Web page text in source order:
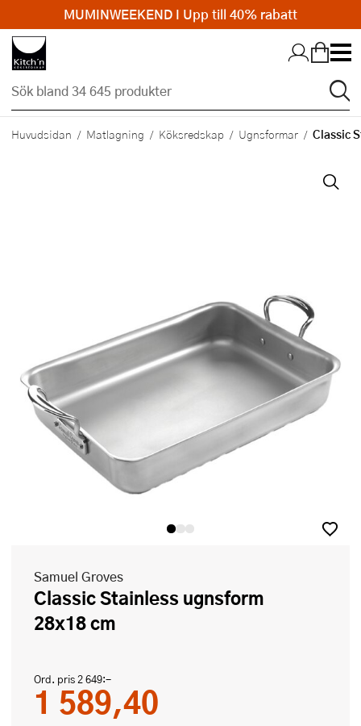
Hopp till huvudinnehållet
Huvudsidan Matlagning Köksredskap Ugnsformar Classic
Samuel Groves
Classic Stainless ugnsform
28x18 cm
Ord. pris2 649:-
1 589,40
MUMINWEEKEND I Upp till 40% rabatt